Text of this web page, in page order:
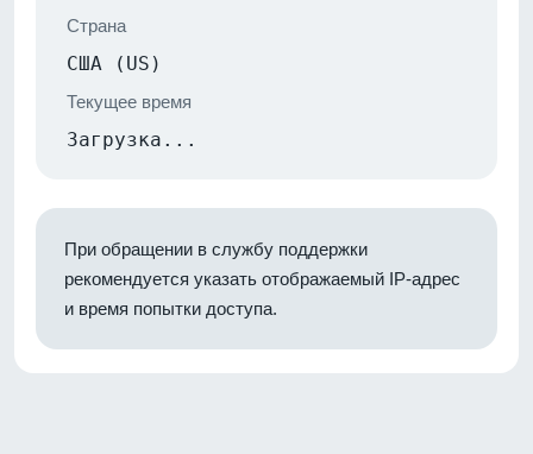
Страна
США (US)
Текущее время
Загрузка...
При обращении в службу поддержки
рекомендуется указать отображаемый IP-адрес
и время попытки доступа.